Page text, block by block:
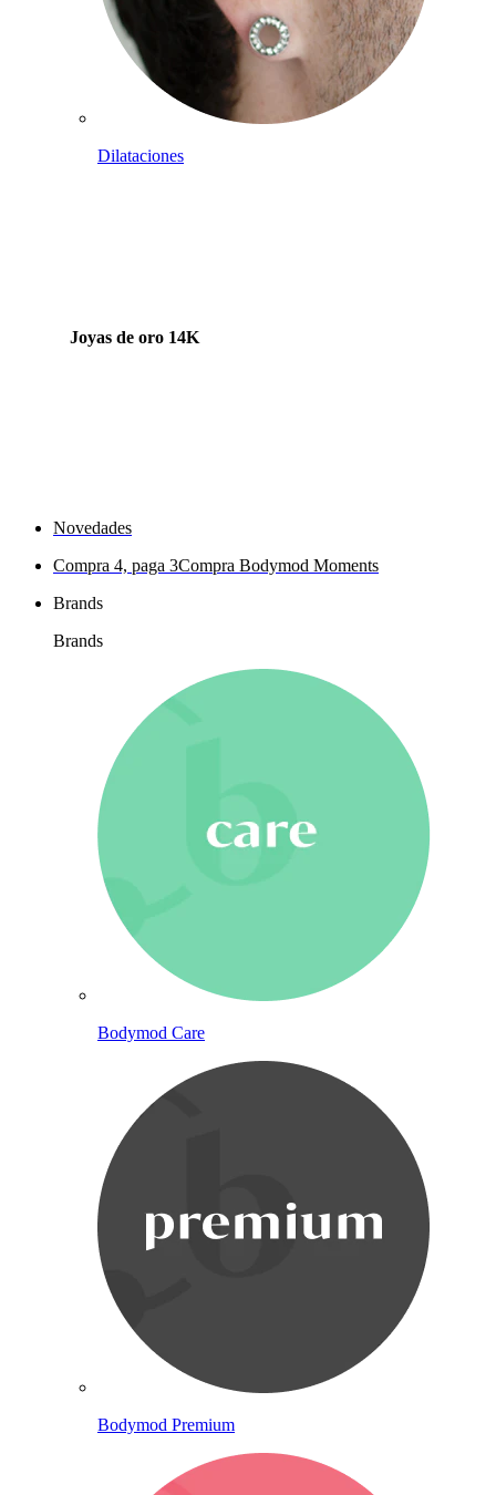
Dilataciones
Joyas de oro 14K
Novedades
Compra 4, paga 3Compra Bodymod Moments
Brands
Brands
Bodymod Care
Bodymod Premium